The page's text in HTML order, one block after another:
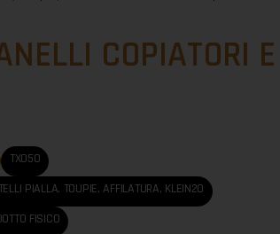
COPIATORI
TX050
PIALLA, TOUPIE, AFFILATURA, KLEIN20
FISICO